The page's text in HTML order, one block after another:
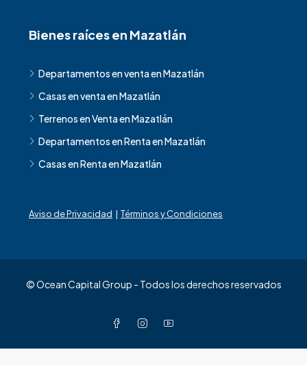
Bienes raíces en Mazatlán
Departamentos en venta en Mazatlán
Casas en venta en Mazatlán
Terrenos en Venta en Mazatlán
Departamentos en Renta en Mazatlán
Casas en Renta en Mazatlán
Aviso de Privacidad | Términos y Condiciones
© Ocean Capital Group - Todos los derechos reservados